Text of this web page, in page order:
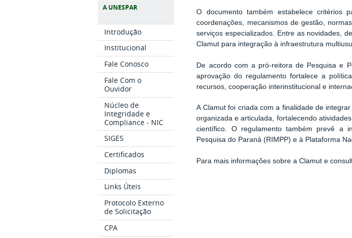
A UNESPAR
Introdução
Institucional
Fale Conosco
Fale Com o
Ouvidor
Núcleo de
Integridade e
Compliance - NIC
SIGES
Certificados
Diplomas
Links Úteis
Protocolo Externo
de Solicitação
CPA
O documento também estabelece critérios
coordenações, mecanismos de gestão,
serviços especializados. Entre as novidades,
Clamut para integração à infraestrutura
De acordo com a pró-reitora de Pesquisa e
aprovação do regulamento fortalece a
recursos, cooperação interinstitucional e
A Clamut foi criada com a finalidade de
organizada e articulada, fortalecendo
científico. O regulamento também prevê a
Pesquisa do Paraná (RIMPP) e à Plataforma
Para mais informações sobre a Clamut e